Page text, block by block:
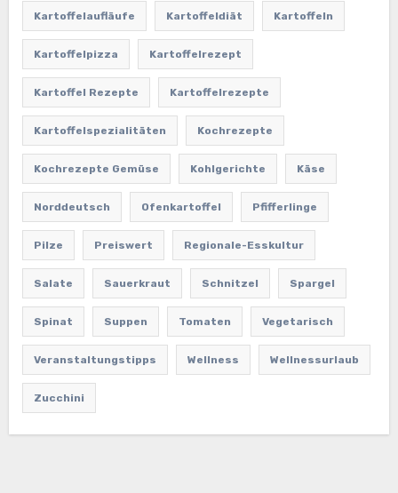
Kartoffelaufläufe Kartoffeldiät Kartoffeln
Kartoffelpizza Kartoffelrezept
Kartoffel Rezepte Kartoffelrezepte
Kartoffelspezialitäten Kochrezepte
Kochrezepte Gemüse Kohlgerichte Käse
Norddeutsch Ofenkartoffel Pfifferlinge
Pilze Preiswert Regionale-Esskultur
Salate Sauerkraut Schnitzel Spargel
Spinat Suppen Tomaten Vegetarisch
Veranstaltungstipps Wellness Wellnessurlaub
Zucchini